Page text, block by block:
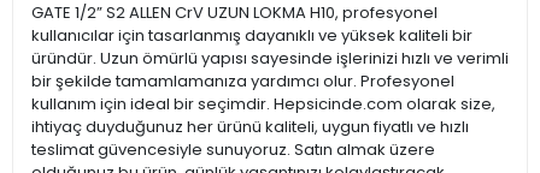
GATE 1/2” S2 ALLEN CrV UZUN LOKMA H10, profesyonel
kullanıcılar için tasarlanmış dayanıklı ve yüksek kaliteli bir
üründür. Uzun ömürlü yapısı sayesinde işlerinizi hızlı ve verimli
bir şekilde tamamlamanıza yardımcı olur. Profesyonel
kullanım için ideal bir seçimdir. Hepsicinde.com olarak size,
ihtiyaç duyduğunuz her ürünü kaliteli, uygun fiyatlı ve hızlı
teslimat güvencesiyle sunuyoruz. Satın almak üzere